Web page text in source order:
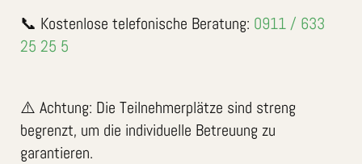
📞 Kostenlose telefonische Beratung: 0911 / 633
25 25 5
⚠️ Achtung: Die Teilnehmerplätze sind streng
begrenzt, um die individuelle Betreuung zu
garantieren.